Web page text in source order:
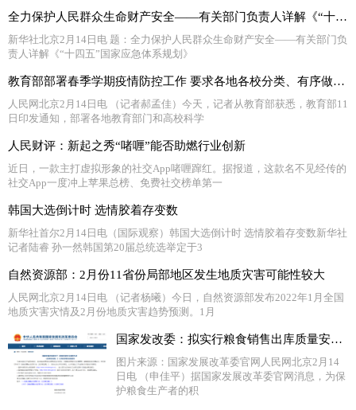
全力保护人民群众生命财产安全——有关部门负责人详解《“十四五”国家应急体系规划》
新华社北京2月14日电 题：全力保护人民群众生命财产安全——有关部门负
责人详解《“十四五”国家应急体系规划》
教育部部署春季学期疫情防控工作 要求各地各校分类、有序做好师生返校安排
人民网北京2月14日电 （记者郝孟佳）今天，记者从教育部获悉，教育部11
日印发通知，部署各地教育部门和高校科学
人民财评：新起之秀“啫喱”能否助燃行业创新
近日，一款主打虚拟形象的社交App啫喱蹿红。据报道，这款名不见经传的
社交App一度冲上苹果总榜、免费社交榜单第一
韩国大选倒计时 选情胶着存变数
新华社首尔2月14日电（国际观察）韩国大选倒计时 选情胶着存变数新华社
记者陆睿 孙一然韩国第20届总统选举定于3
自然资源部：2月份11省份局部地区发生地质灾害可能性较大
人民网北京2月14日电 （记者杨曦）今日，自然资源部发布2022年1月全国
地质灾害灾情及2月份地质灾害趋势预测。1月
国家发改委：拟实行粮食销售出库质量安全检验等制度
图片来源：国家发展改革委官网人民网北京2月14
日电 （申佳平）据国家发展改革委官网消息，为保
护粮食生产者的积